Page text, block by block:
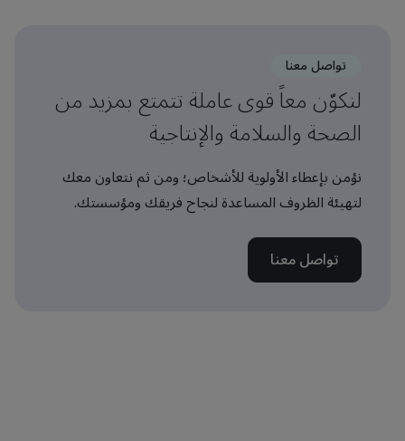
تواصل معنا
لنكوّن معاً قوى عاملة تتمتع بمزيد من
الصحة والسلامة والإنتاجية
نؤمن بإعطاء الأولوية للأشخاص؛ ومن ثم نتعاون معك
لتهيئة الظروف المساعدة لنجاح فريقك ومؤسستك.
تواصل معنا